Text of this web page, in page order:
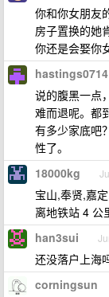
你和你女朋友
房子置换的她
你还是会娶你
hastings0714
说的腹黑一点
难而退呢。都
有多少家底吧
性了。
18000kg
宝山,奉贤,嘉
离地铁站 4 公
han3sui
还没落户上海
corningsun